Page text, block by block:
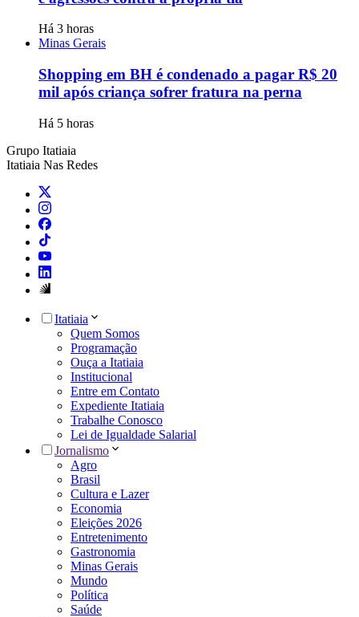
Há 3 horas
Minas Gerais
Shopping em BH é condenado a pagar R$ 20
mil após criança sofrer fratura na perna
Há 5 horas
Grupo Itatiaia
Itatiaia Nas Redes
Itatiaia
Quem Somos
Programação
Ouça a Itatiaia
Institucional
Entre em Contato
Expediente Itatiaia
Trabalhe Conosco
Lei de Igualdade Salarial
Jornalismo
Agro
Brasil
Cultura e Lazer
Economia
Eleições 2026
Entretenimento
Gastronomia
Minas Gerais
Mundo
Política
Saúde